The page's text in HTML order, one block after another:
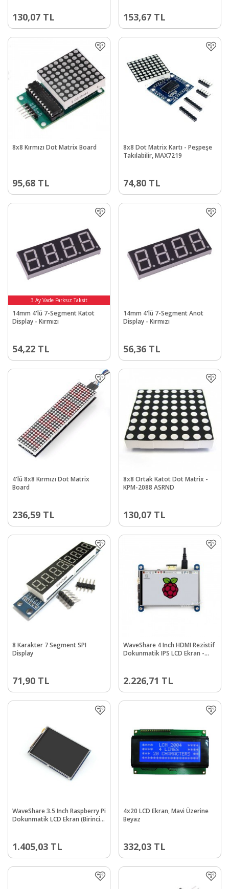
130,07 TL 153,67 TL
8x8 Kırmızı Dot Matrix Board
95,68 TL
8x8 Dot Matrix Kartı - Peşpeşe
Takılabilir, MAX7219
74,80 TL
3 Ay Vade Farksız Taksit
3 Ay Vade Farksız Taksit
14mm 4'lü 7-Segment Katot
Display - Kırmızı
54,22 TL
14mm 4'lü 7-Segment Anot
Display - Kırmızı
56,36 TL
4'lü 8x8 Kırmızı Dot Matrix
Board
236,59 TL
8x8 Ortak Katot Dot Matrix -
KPM-2088 ASRND
130,07 TL
8 Karakter 7 Segment SPI
Display
71,90 TL
WaveShare 4 Inch HDMI Rezistif
Dokunmatik IPS LCD Ekran -
2.226,71 TL
WaveShare 3.5 Inch Raspberry Pi
Dokunmatik LCD Ekran (Birincil
1.405,03 TL
4x20 LCD Ekran, Mavi Üzerine
Beyaz
332,03 TL